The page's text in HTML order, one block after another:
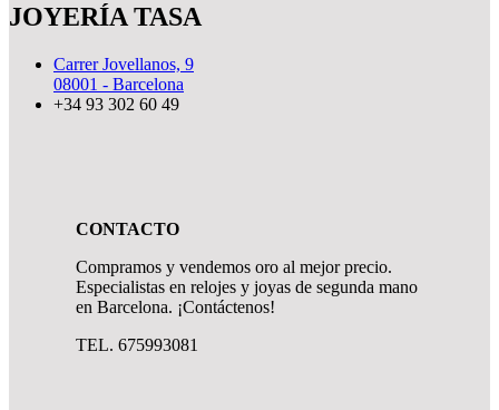
JOYERÍA TASA
Carrer Jovellanos, 9
08001 - Barcelona
+34 93 302 60 49
CONTACTO
Compramos y vendemos oro al mejor precio.
Especialistas en relojes y joyas de segunda mano
en Barcelona. ¡Contáctenos!
TEL. 675993081